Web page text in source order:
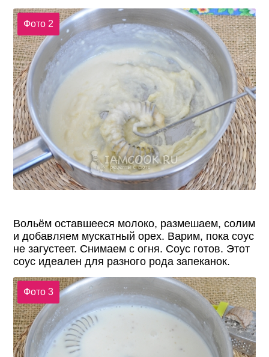
Фото 2
Вольём оставшееся молоко, размешаем, солим
и добавляем мускатный орех. Варим, пока соус
не загустеет. Снимаем с огня. Соус готов. Этот
соус идеален для разного рода запеканок.
Фото 3